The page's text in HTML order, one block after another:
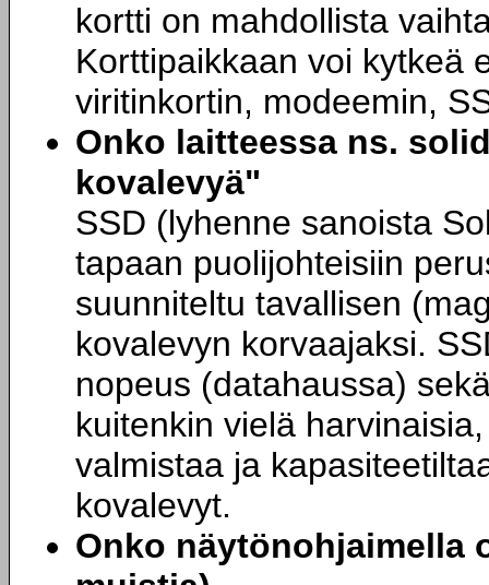
kortti on mahdollista
Korttipaikkaan voi kytkeä
viritinkortin, modeemin,
Onko laitteessa ns.
kovalevyä"
SSD (lyhenne sanoista
tapaan puolijohteisiin
suunniteltu tavallisen
kovalevyn korvaajaksi.
nopeus (datahaussa)
kuitenkin vielä
valmistaa ja
kovalevyt.
Onko näytönohjaimella